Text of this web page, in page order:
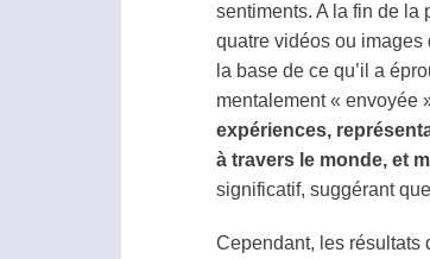
sentiments. A la fin de la
quatre vidéos ou images
la base de ce qu’il a
mentalement « envoyée
expériences,
à travers le monde, et
significatif, suggérant
Cependant, les résultats